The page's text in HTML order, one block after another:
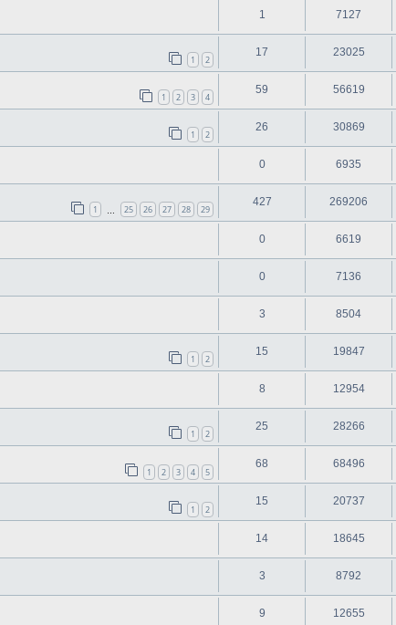
1 7127
1 2
17 23025
1 2 3 4
59 56619
1 2
26 30869
0 6935
1 25 26 27 28 29
427 269206
0 6619
0 7136
3 8504
1 2
15 19847
8 12954
1 2
25 28266
1 2 3 4 5
68 68496
1 2
15 20737
14 18645
3 8792
9 12655